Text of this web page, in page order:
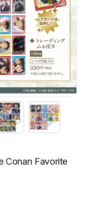
Conan Favorite